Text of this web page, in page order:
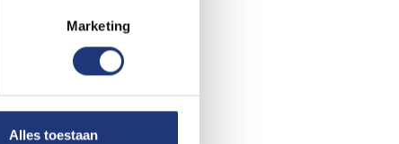
Marketing
Alles toestaan